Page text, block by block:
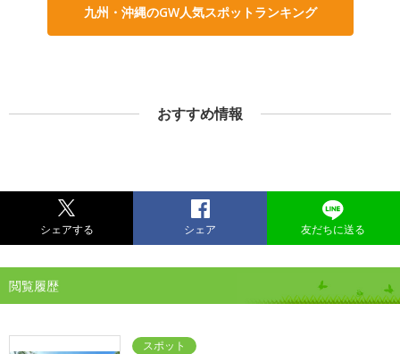
九州・沖縄のGW人気スポットランキング
おすすめ情報
シェアする シェア 友だちに送る
閲覧履歴